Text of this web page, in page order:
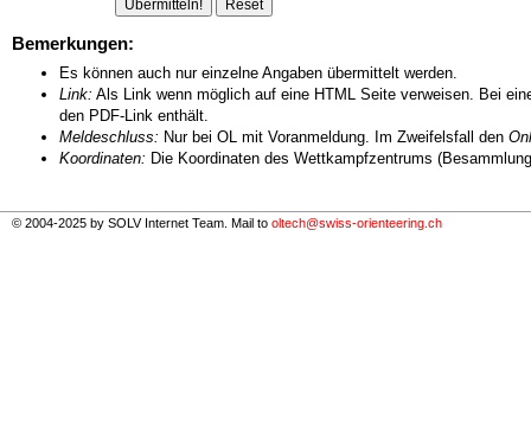
Bemerkungen:
Es können auch nur einzelne Angaben übermittelt werden.
Link: Als Link wenn möglich auf eine HTML Seite verweisen. Bei
den PDF-Link enthält.
Meldeschluss: Nur bei OL mit Voranmeldung. Im Zweifelsfall den
Koordinaten: Die Koordinaten des Wettkampfzentrums
© 2004-2025 by SOLV Internet Team. Mail to oltech@swiss-orienteering.ch